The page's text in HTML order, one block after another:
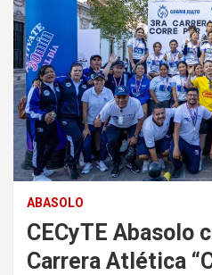
ABASOLO
CECyTE Abasolo
Carrera Atlética